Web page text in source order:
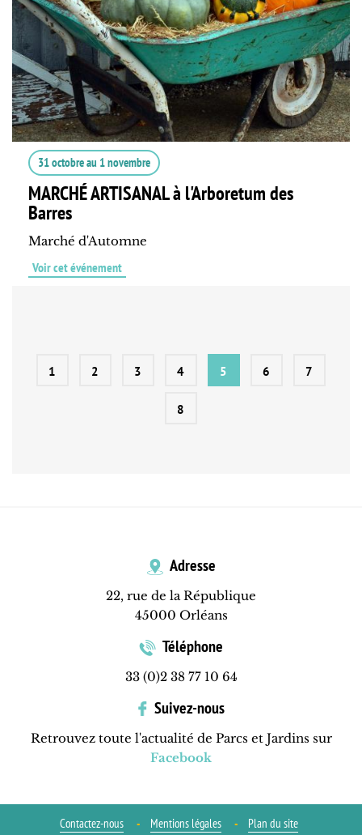
31 octobreau 1 novembre
MARCHÉ ARTISANAL à l'Arboretum des
Barres
Marché d'Automne
Voir cet événement
1 2 3 4 5 6 7
8
Adresse
22, rue de la République
45000 Orléans
Téléphone
33 (0)2 38 77 10 64
Suivez-nous
Retrouvez toute l'actualité de Parcs et Jardins sur
Facebook
Contactez-nous Mentions légales Plan du site